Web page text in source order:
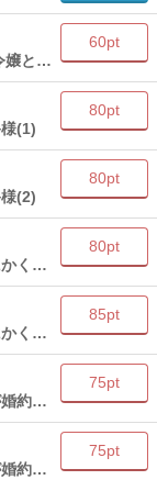
悪食令嬢と狂血公爵スピンオフ 狂血令嬢と悪食公爵
60pt
(1)
80pt
(2)
80pt
婚約破棄される予定の悪役令嬢はとにかくがんばるしかない(1)
80pt
婚約破棄される予定の悪役令嬢はとにかくがんばるしかない(2)
85pt
女嫌いの王子殿下と、男装令嬢の私が婚約をする事になりそうな件(1)
75pt
女嫌いの王子殿下と、男装令嬢の私が婚約をする事になりそうな件(2)
75pt